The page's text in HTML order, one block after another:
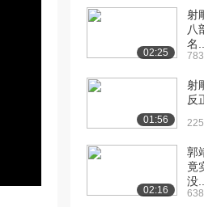
02:25
射
八
名...
01:56
射
反
02:16
郭
竟
没...